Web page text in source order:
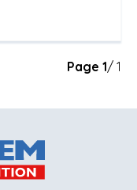
Page 1/ 1